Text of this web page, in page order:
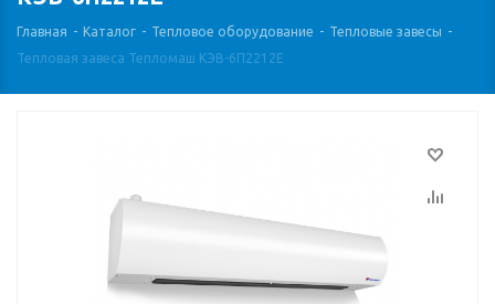
Главная - Каталог - Тепловое оборудование - Тепловые завесы -
Тепловая завеса Тепломаш КЭВ-6П2212E